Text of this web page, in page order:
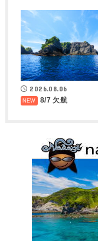
2026.08.06
8/7 欠航